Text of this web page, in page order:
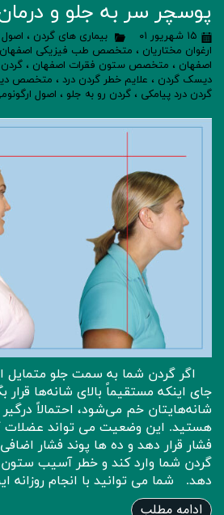
پوسچر سر به جلو و
۱۵ شهریور ۰۱ بیماری های گردن ، اصول
ارغوان مختاریان ، متخصص طب فیزیکی اصفهان
اصفهان ، متخصص ستون فقرات اصفهان ،
دیسک گردن ، علایم خطر گردن درد ، متخصص
گردن درد پیامکی ، گردن رو به جلو ، اصول
اگر گردن شما به سمت جلو متمایل
جای اینکه مستقیماً بالای شانه‌ها قرار
شانه‌هایتان خم می‌شود، احتمالاً
هستید. این وضعیت می تواند عضلات
فشار قرار دهد و ده ها پوند فشار
گردن شما وارد کند و خطر آسیب ستون
دهد. شما می توانید با انجام روزانه
ادامه مطلب